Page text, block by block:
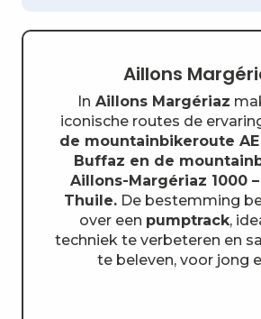
Aillons
In Aillons Margériaz
iconische routes de
de mountainbikeroute AE
Buffaz en de
Aillons-Margériaz 1000
Thuile. De bestemming
over een pumptrack,
techniek te verbeteren en
te beleven, voor jong